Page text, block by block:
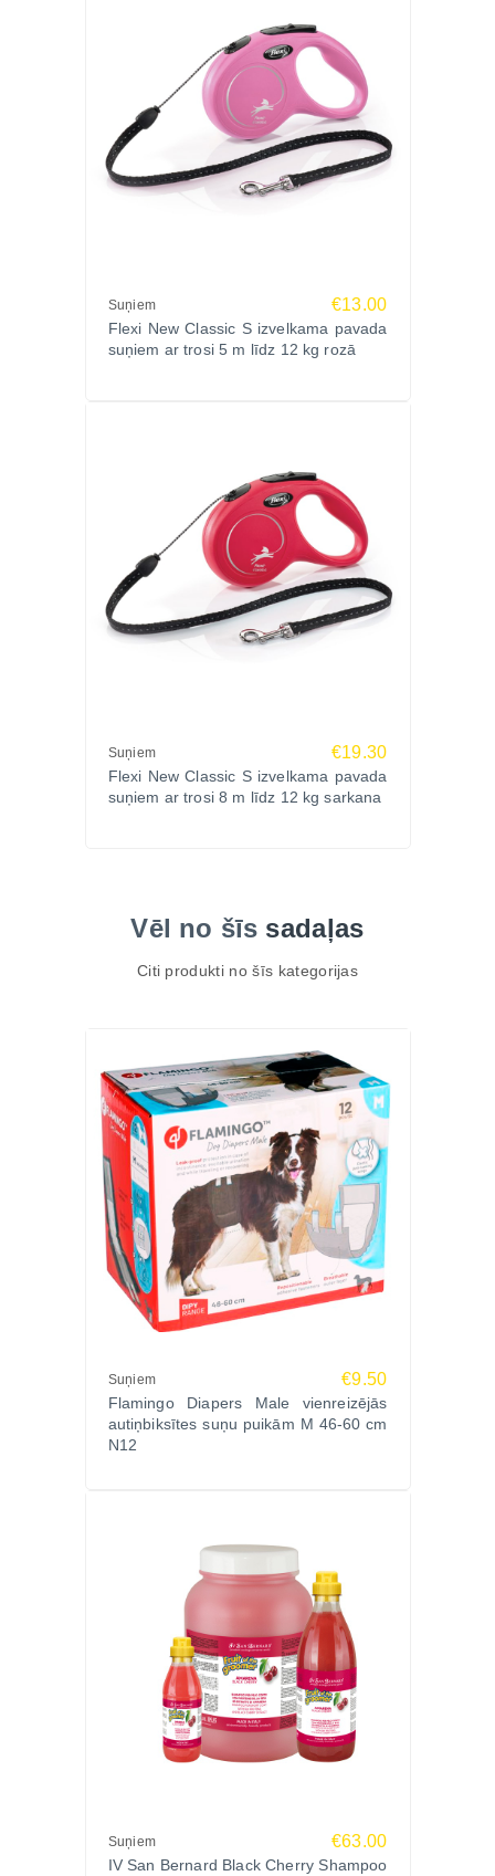
Suņiem €13.00
Flexi New Classic S izvelkama pavada
suņiem ar trosi 5 m līdz 12 kg rozā
Suņiem €19.30
Flexi New Classic S izvelkama pavada
suņiem ar trosi 8 m līdz 12 kg sarkana
Vēl no šīs sadaļas
Citi produkti no šīs kategorijas
Suņiem €9.50
Flamingo Diapers Male vienreizējās
autiņbiksītes suņu puikām M 46-60 cm
N12
Suņiem €63.00
IV San Bernard Black Cherry Shampoo